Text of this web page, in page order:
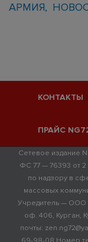
АРМИЯ
КОНТАКТЫ
ПРАЙС
Сетевое издание
ФС 77 — 76393 от 2
по надзору в
массовых
Учредитель — ООО
оф. 406, Курган,
почты: